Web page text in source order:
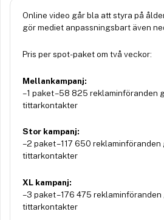
Online video går bla att styra på
gör mediet anpassningsbart även
Pris per spot-paket om två veckor:
Mellankampanj:
– 1 paket – 58 825 reklaminföranden
tittarkontakter
Stor kampanj:
– 2 paket – 117 650 reklaminföranden
tittarkontakter
XL kampanj:
– 3 paket – 176 475
tittarkontakter